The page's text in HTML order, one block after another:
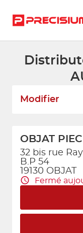
RÉSEAU
NOUS
ESPACE
Modifier
OBJAT
32 bis rue
B.P 54
19130 OBJAT
Fermé